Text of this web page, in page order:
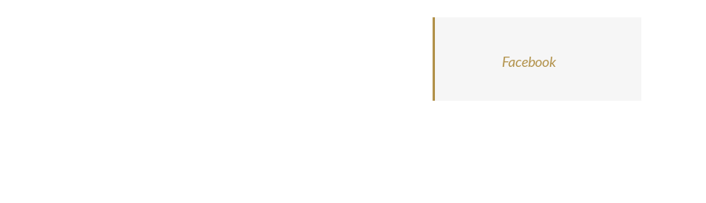
Facebook